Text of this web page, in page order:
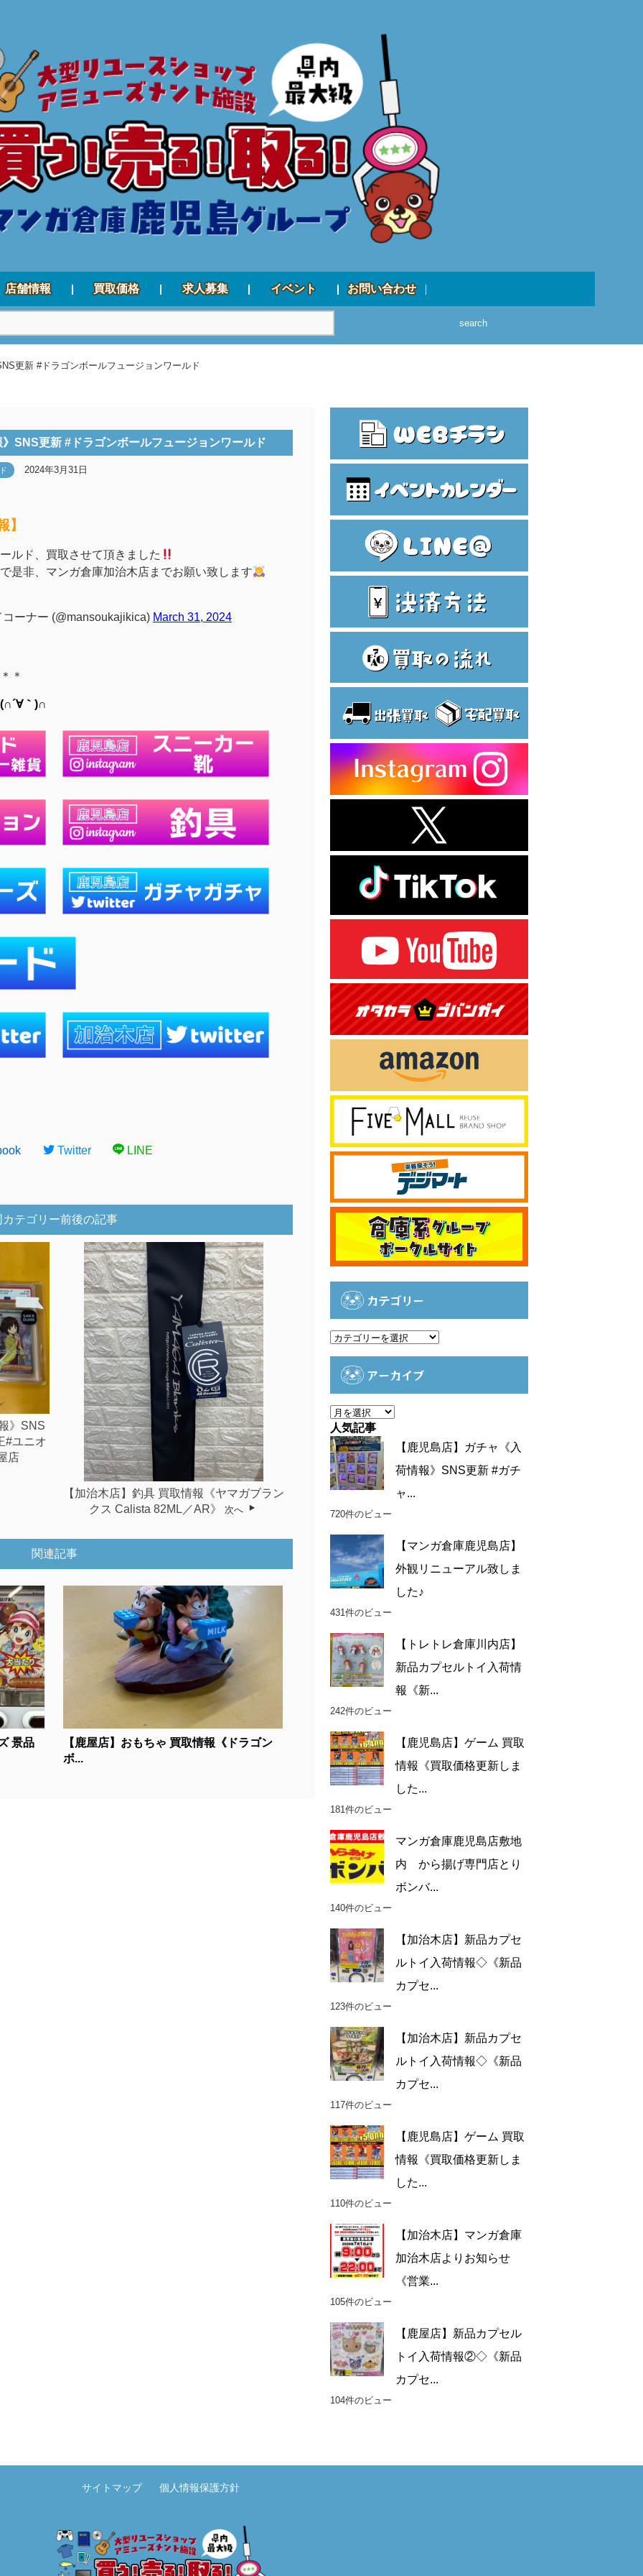
店舗情報 買取価格 求人募集 イベント お問い合わせ
search
更新 #ドラゴンボールフュージョンワールド
SNS更新 #ドラゴンボールフュージョンワールド
2024年3月31日
】
ルド、買取させて頂きました
是非、マンガ倉庫加治木店までお願い致します
ーナー (@mansoukajikica) March 31, 2024
＊
｀)∩
Twitter LINE
カテゴリー前後の記事
》SNS
#ユニオ
店
【加治木店】釣具 買取情報《ヤマガブラン
クス Calista 82ML／AR》
次へ
関連記事
景品
【鹿屋店】おもちゃ 買取情報《ドラゴン
ボ...
カテゴリー
カ
アーカイブ
ア
ー
カ
イ
ブ
人気記事
【鹿児島店】ガチャ《入
荷情報》SNS更新 #ガチ
ャ...
720件のビュー
【マンガ倉庫鹿児島店】
外観リニューアル致しま
した♪
431件のビュー
【トレトレ倉庫川内店】
新品カプセルトイ入荷情
報《新...
242件のビュー
【鹿児島店】ゲーム 買取
情報《買取価格更新しま
した...
181件のビュー
マンガ倉庫鹿児島店敷地
内 から揚げ専門店とり
ボンバ...
140件のビュー
【加治木店】新品カプセ
ルトイ入荷情報◇《新品
カプセ...
123件のビュー
【加治木店】新品カプセ
ルトイ入荷情報◇《新品
カプセ...
117件のビュー
【鹿児島店】ゲーム 買取
情報《買取価格更新しま
した...
110件のビュー
【加治木店】マンガ倉庫
加治木店よりお知らせ
《営業...
105件のビュー
【鹿屋店】新品カプセル
トイ入荷情報②◇《新品
カプセ...
104件のビュー
サイトマップ 個人情報保護方針